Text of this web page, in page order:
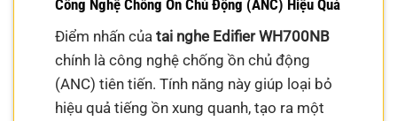
Công Nghệ Chống Ồn Chủ Động (ANC) Hiệu Quả
Điểm nhấn củatai nghe Edifier WH700NB
chính là công nghệ chống ồn chủ động
(ANC) tiên tiến. Tính năng này giúp loại bỏ
hiệu quả tiếng ồn xung quanh, tạo ra một